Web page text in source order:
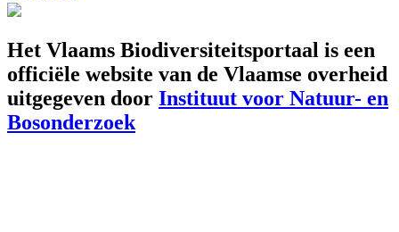
Het Vlaams Biodiversiteitsportaal is een
officiële website van de Vlaamse overheid
uitgegeven door Instituut voor Natuur- en
Bosonderzoek